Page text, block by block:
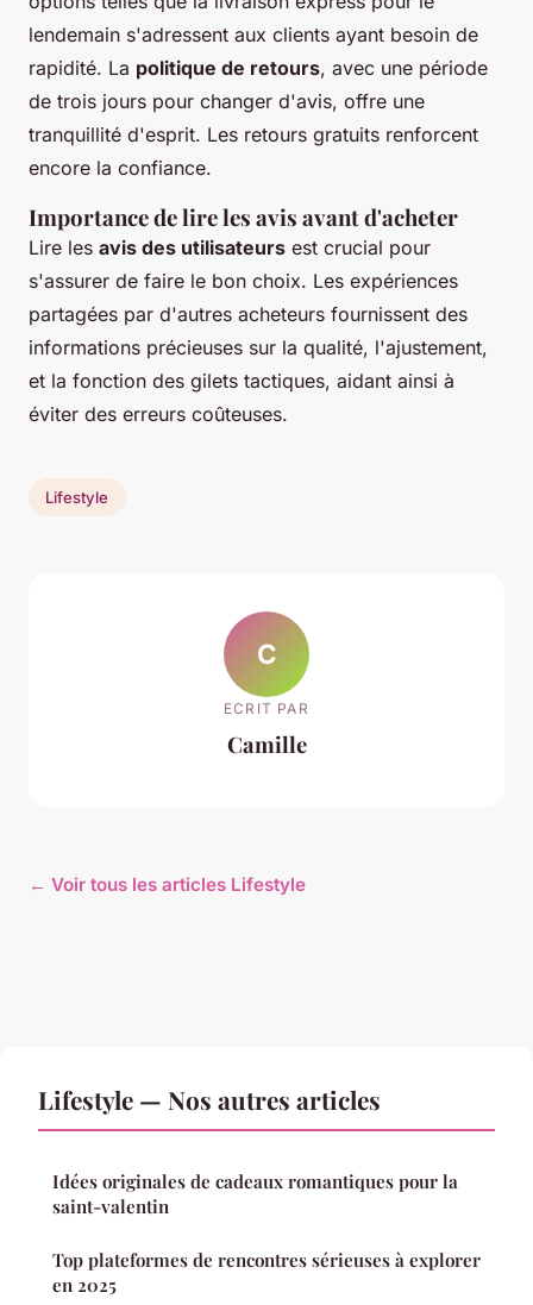
lendemain s'adressent aux clients ayant besoin de
rapidité. La politique de retours, avec une période
de trois jours pour changer d'avis, offre une
tranquillité d'esprit. Les retours gratuits renforcent
encore la confiance.
Importance de lire les avis avant d'acheter
Lire les avis des utilisateurs est crucial pour
s'assurer de faire le bon choix. Les expériences
partagées par d'autres acheteurs fournissent des
informations précieuses sur la qualité, l'ajustement,
et la fonction des gilets tactiques, aidant ainsi à
éviter des erreurs coûteuses.
Lifestyle
C
ECRIT PAR
Camille
← Voir tous les articles Lifestyle
Lifestyle — Nos autres articles
Idées originales de cadeaux romantiques pour la
saint-valentin
Top plateformes de rencontres sérieuses à explorer
en 2025